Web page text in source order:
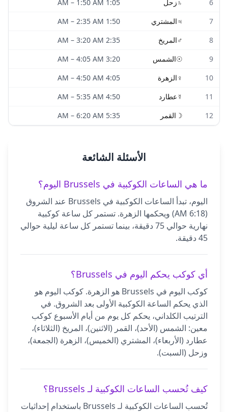
6
♄ زحل 1:05 AM
– 1:50 AM
7
♃المشتري 1:50 AM
– 2:35 AM
8
♂المريخ 2:35 AM
– 3:20 AM
9
☉الشمس 3:20 AM
– 4:05 AM
10
♀ الزهرة 4:05 AM
– 4:50 AM
11
☿ عطارد 4:50 AM
– 5:35 AM
12
☽ القمر 5:35 AM
– 6:20 AM
الأسئلة الشائعة
ما هي الساعات الكوكبية في Brussels اليوم؟
اليوم، تبدأ الساعات الكوكبية في Brussels عند الشروق
(6:18 AM) ويحكمها الزهرة. تستمر كل ساعة كوكبية
نهارية حوالي 75 دقيقة، بينما تستمر كل ساعة ليلية حوالي
45 دقيقة.
أي كوكب يحكم اليوم في Brussels؟
كوكب اليوم في Brussels هو الزهرة. كوكب اليوم هو
الذي يحكم الساعة الكوكبية الأولى بعد الشروق. في
الترتيب الكلداني، يحكم كل يوم من أيام الأسبوع كوكب
معين: الشمس (الأحد)، القمر (الاثنين)، المريخ (الثلاثاء)،
عطارد (الأربعاء)، المشتري (الخميس)، الزهرة (الجمعة)،
وزحل (السبت).
كيف تُحسب الساعات الكوكبية لـ Brussels؟
تُحسب الساعات الكوكبية لـ Brussels باستخدام إحداثيات